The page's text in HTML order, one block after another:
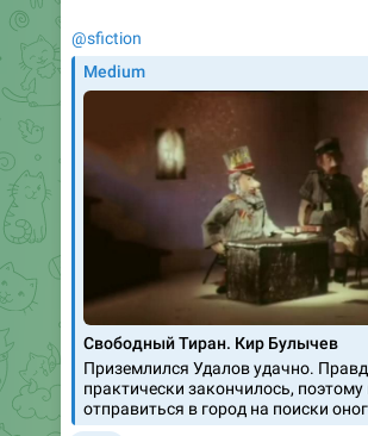
@sfiction
Medium
Свободный Тиран. Кир Булычев
Приземлился Удалов удачно.
практически закончилось,
отправиться в город на поиски